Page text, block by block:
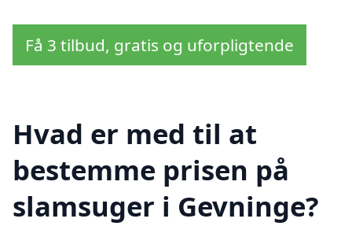
Få 3 tilbud, gratis og uforpligtende
Hvad er med til at
bestemme prisen på
slamsuger i Gevninge?